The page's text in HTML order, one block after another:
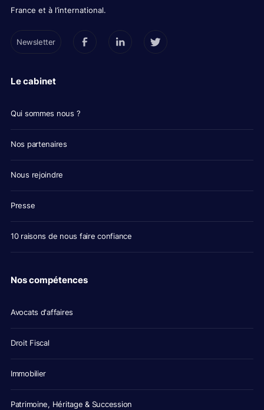
France et à l’international.
Newsletter
Le cabinet
Qui sommes nous ?
Nos partenaires
Nous rejoindre
Presse
10 raisons de nous faire confiance
Nos compétences
Avocats d'affaires
Droit Fiscal
Immobilier
Patrimoine, Héritage & Succession